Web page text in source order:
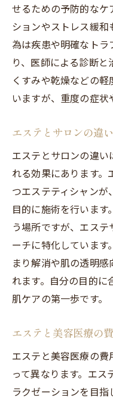
せるための予防的な
ションやストレス緩
為は疾患や明確なト
り、医師による診断
くすみや乾燥などの
いますが、重度の症状
エステとサロンの違
エステとサロンの違
れる効果にあります
つエステティシャン
目的に施術を行いま
う場所ですが、エス
ーチに特化していま
まり解消や肌の透明
れます。自分の目的
肌ケアの第一歩です。
エステと美容医療の
エステと美容医療の
って異なります。エス
ラクゼーションを目